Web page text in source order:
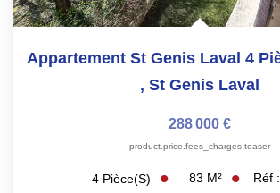
, St Genis Laval
288 000 €
product.price.fees_charges.teaser
4 Pièce(s) 83 M² Réf :